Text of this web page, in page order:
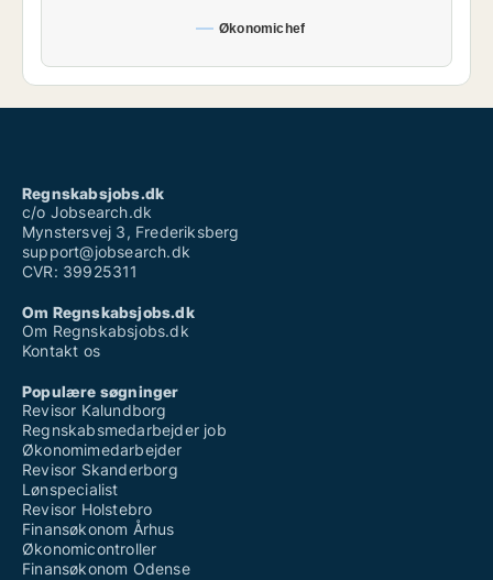
Økonomichef
Regnskabsjobs.dk
c/o Jobsearch.dk
Mynstersvej 3, Frederiksberg
support@jobsearch.dk
CVR: 39925311
Om Regnskabsjobs.dk
Om Regnskabsjobs.dk
Kontakt os
Populære søgninger
Revisor Kalundborg
Regnskabsmedarbejder job
Økonomimedarbejder
Revisor Skanderborg
Lønspecialist
Revisor Holstebro
Finansøkonom Århus
Økonomicontroller
Finansøkonom Odense